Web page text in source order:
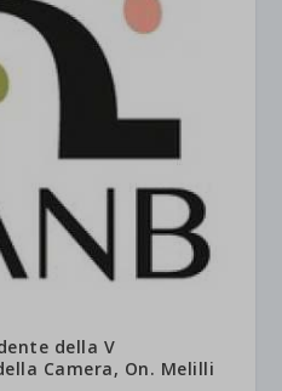
della V
Camera, On. Melilli